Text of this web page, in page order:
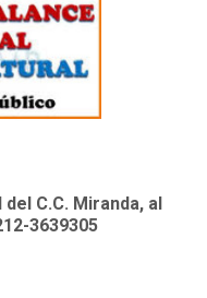
C.C. Miranda, al
3639305